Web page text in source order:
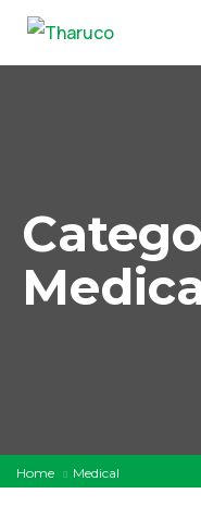
Home Medical